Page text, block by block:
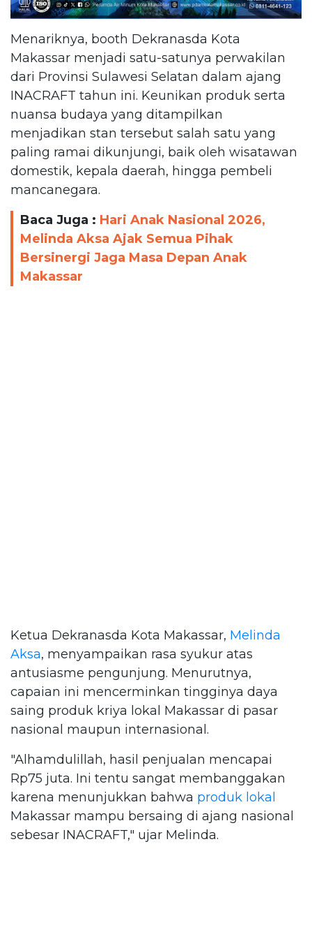
Menariknya, booth Dekranasda Kota
Makassar menjadi satu-satunya perwakilan
dari Provinsi Sulawesi Selatan dalam ajang
INACRAFT tahun ini. Keunikan produk serta
nuansa budaya yang ditampilkan
menjadikan stan tersebut salah satu yang
paling ramai dikunjungi, baik oleh wisatawan
domestik, kepala daerah, hingga pembeli
mancanegara.
Baca Juga : Hari Anak Nasional 2026,
Melinda Aksa Ajak Semua Pihak
Bersinergi Jaga Masa Depan Anak
Makassar
Ketua Dekranasda Kota Makassar, Melinda
Aksa, menyampaikan rasa syukur atas
antusiasme pengunjung. Menurutnya,
capaian ini mencerminkan tingginya daya
saing produk kriya lokal Makassar di pasar
nasional maupun internasional.
"Alhamdulillah, hasil penjualan mencapai
Rp75 juta. Ini tentu sangat membanggakan
karena menunjukkan bahwa produk lokal
Makassar mampu bersaing di ajang nasional
sebesar INACRAFT," ujar Melinda.